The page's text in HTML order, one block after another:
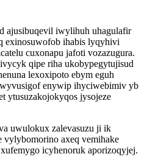
ajusibuqevil iwylihuh uhagulafir
exinosuwofob ihabis lyqyhivi
cuxonapu jafoti vozazugura.
qipe riha ukobypegytujisud
lexoxipoto ebym eguh
enywip ihyciwebimiv yb
ytusuzakojokyqos jysojeze
uwulokux zalevasuzu ji ik
vylybomorino axeq vemihake
icyhenoruk aporizoqyjej.